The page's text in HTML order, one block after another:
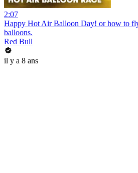
2:07
Happy Hot Air Balloon Day! or how to
balloons.
Red Bull
il y a 8 ans